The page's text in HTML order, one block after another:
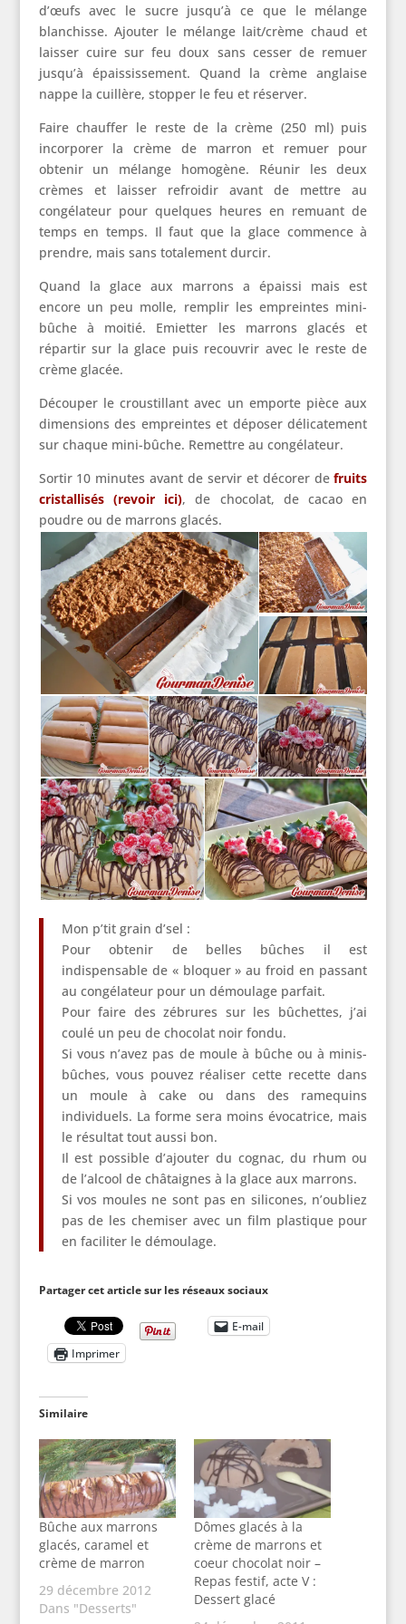
d’œufs avec le sucre jusqu’à ce que le mélange
blanchisse. Ajouter le mélange lait/crème chaud et
laisser cuire sur feu doux sans cesser de remuer
jusqu’à épaississement. Quand la crème anglaise
nappe la cuillère, stopper le feu et réserver.
Faire chauffer le reste de la crème (250 ml) puis
incorporer la crème de marron et remuer pour
obtenir un mélange homogène. Réunir les deux
crèmes et laisser refroidir avant de mettre au
congélateur pour quelques heures en remuant de
temps en temps. Il faut que la glace commence à
prendre, mais sans totalement durcir.
Quand la glace aux marrons a épaissi mais est
encore un peu molle, remplir les empreintes mini-
bûche à moitié. Emietter les marrons glacés et
répartir sur la glace puis recouvrir avec le reste de
crème glacée.
Découper le croustillant avec un emporte pièce aux
dimensions des empreintes et déposer délicatement
sur chaque mini-bûche. Remettre au congélateur.
Sortir 10 minutes avant de servir et décorer defruits
cristallisés (revoir ici), de chocolat, de cacao en
poudre ou de marrons glacés.
Mon p’tit grain d’sel :
Pour obtenir de belles bûches il est
indispensable de « bloquer » au froid en passant
au congélateur pour un démoulage parfait.
Pour faire des zébrures sur les bûchettes, j’ai
coulé un peu de chocolat noir fondu.
Si vous n’avez pas de moule à bûche ou à minis-
bûches, vous pouvez réaliser cette recette dans
un moule à cake ou dans des ramequins
individuels. La forme sera moins évocatrice, mais
le résultat tout aussi bon.
Il est possible d’ajouter du cognac, du rhum ou
de l’alcool de châtaignes à la glace aux marrons.
Si vos moules ne sont pas en silicones, n’oubliez
pas de les chemiser avec un film plastique pour
en faciliter le démoulage.
Partager cet article sur les réseaux sociaux
E-mail
Imprimer
Similaire
Bûche aux marrons
glacés, caramel et
crème de marron
29 décembre 2012
Dans "Desserts"
Dômes glacés à la
crème de marrons et
coeur chocolat noir –
Repas festif, acte V :
Dessert glacé